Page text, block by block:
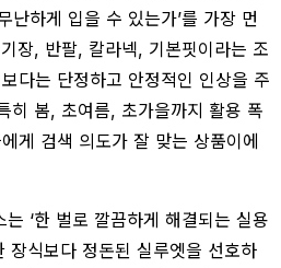
난하게 입을 수 있는가’를 가장 먼
장, 반팔, 칼라넥, 기본핏이라는 조
다는 단정하고 안정적인 인상을 주
히 봄, 초여름, 초가을까지 활용 폭
게 검색 의도가 잘 맞는 상품이에
‘한 벌로 깔끔하게 해결되는 실용
장식보다 정돈된 실루엣을 선호하